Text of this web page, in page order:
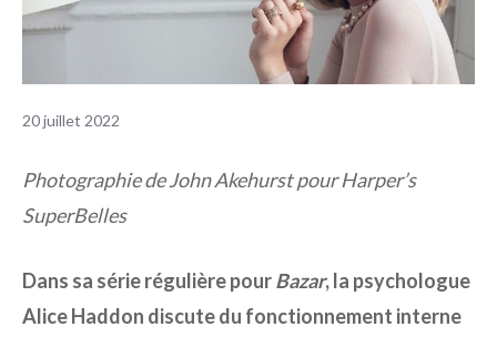
20 juillet 2022
Photographie de John Akehurst pour Harper’s
SuperBelles
Dans sa série régulière pourBazar, la psychologue
Alice Haddon discute du fonctionnement interne